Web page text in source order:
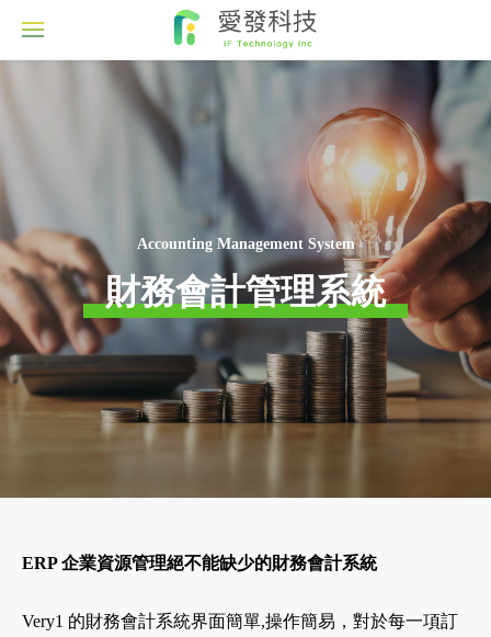
Accounting Management System
財務會計管理系統
ERP 企業資源管理絕不能缺少的財務會計系統
Very1 的財務會計系統界面簡單,操作簡易，對於每一項訂